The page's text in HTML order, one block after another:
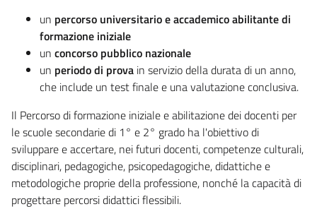
un percorso universitario e accademico abilitante di
formazione iniziale
un concorso pubblico nazionale
un periodo di prova in servizio della durata di un anno,
che include un test finale e una valutazione conclusiva.
Il Percorso di formazione iniziale e abilitazione dei docenti per
le scuole secondarie di 1° e 2° grado ha l'obiettivo di
sviluppare e accertare, nei futuri docenti, competenze culturali,
disciplinari, pedagogiche, psicopedagogiche, didattiche e
metodologiche proprie della professione, nonché la capacità di
progettare percorsi didattici flessibili.